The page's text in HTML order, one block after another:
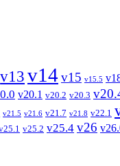
v13v14 v15 v15.5
v20.1 v20.2 v20.3
v21.5 v21.6 v21.7 v21.8 v22.1
v25.2 v25.4 v26